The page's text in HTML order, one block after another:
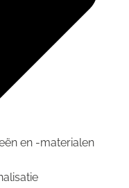
en -materialen